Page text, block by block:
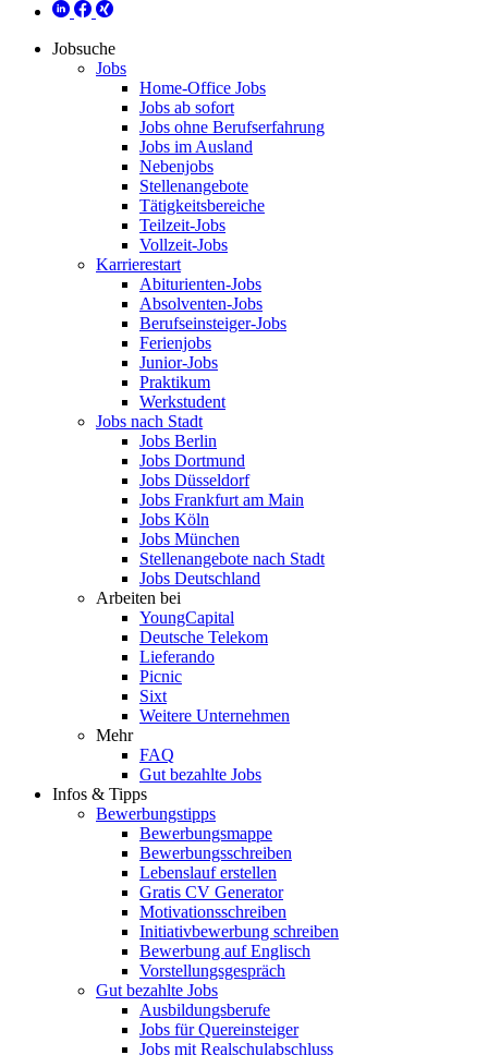
Jobsuche
Jobs
Home-Office Jobs
Jobs ab sofort
Jobs ohne Berufserfahrung
Jobs im Ausland
Nebenjobs
Stellenangebote
Tätigkeitsbereiche
Teilzeit-Jobs
Vollzeit-Jobs
Karrierestart
Abiturienten-Jobs
Absolventen-Jobs
Berufseinsteiger-Jobs
Ferienjobs
Junior-Jobs
Praktikum
Werkstudent
Jobs nach Stadt
Jobs Berlin
Jobs Dortmund
Jobs Düsseldorf
Jobs Frankfurt am Main
Jobs Köln
Jobs München
Stellenangebote nach Stadt
Jobs Deutschland
Arbeiten bei
YoungCapital
Deutsche Telekom
Lieferando
Picnic
Sixt
Weitere Unternehmen
Mehr
FAQ
Gut bezahlte Jobs
Infos & Tipps
Bewerbungstipps
Bewerbungsmappe
Bewerbungsschreiben
Lebenslauf erstellen
Gratis CV Generator
Motivationsschreiben
Initiativbewerbung schreiben
Bewerbung auf Englisch
Vorstellungsgespräch
Gut bezahlte Jobs
Ausbildungsberufe
Jobs für Quereinsteiger
Jobs mit Realschulabschluss